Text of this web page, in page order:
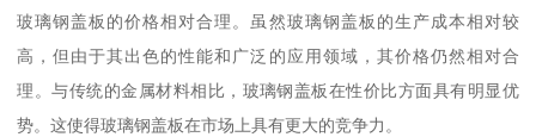
玻璃钢盖板的价格相对合理。虽然玻璃钢盖板的生产成本相对较
高，但由于其出色的性能和广泛的应用领域，其价格仍然相对合
理。与传统的金属材料相比，玻璃钢盖板在性价比方面具有明显优
势。这使得玻璃钢盖板在市场上具有更大的竞争力。